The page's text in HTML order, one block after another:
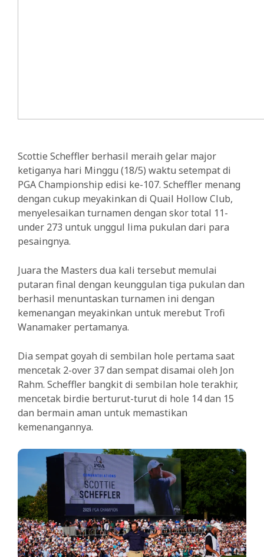
Scottie Scheffler berhasil meraih gelar major
ketiganya hari Minggu (18/5) waktu setempat di
PGA Championship edisi ke-107. Scheffler menang
dengan cukup meyakinkan di Quail Hollow Club,
menyelesaikan turnamen dengan skor total 11-
under 273 untuk unggul lima pukulan dari para
pesaingnya.
Juara the Masters dua kali tersebut memulai
putaran final dengan keunggulan tiga pukulan dan
berhasil menuntaskan turnamen ini dengan
kemenangan meyakinkan untuk merebut Trofi
Wanamaker pertamanya.
Dia sempat goyah di sembilan hole pertama saat
mencetak 2-over 37 dan sempat disamai oleh Jon
Rahm. Scheffler bangkit di sembilan hole terakhir,
mencetak birdie berturut-turut di hole 14 dan 15
dan bermain aman untuk memastikan
kemenangannya.